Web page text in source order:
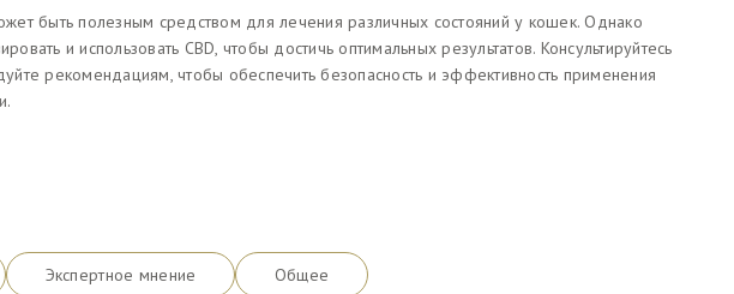
быть полезным средством для лечения различных состояний у кошек. Однако
и использовать CBD, чтобы достичь оптимальных результатов. Консультируйтесь
рекомендациям, чтобы обеспечить безопасность и эффективность применения
Экспертное мнение Общее